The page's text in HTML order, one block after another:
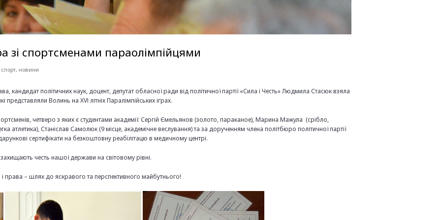
зі спортсменами параолімпійцями
, новини
кандидат політичних наук, доцент, депутат обласної ради від політичної партії «Сила і Честь» Людмила Стасюк взяла
представляли Волинь на XVІ літніх Паралімпійських іграх.
четверо з яких є студентами академії: Сергій Ємельянов (золото, параканое), Марина Мажула (срібло,
атлетика), Станіслав Самолюк (9 місце, академічне веслування) та за дорученням члена політбюро політичної партії
сертифікати на безкоштовну реабілітацю в медичному центрі.
честь нашої держави на світовому рівні.
і права – шлях до яскравого та перспективного майбутнього!